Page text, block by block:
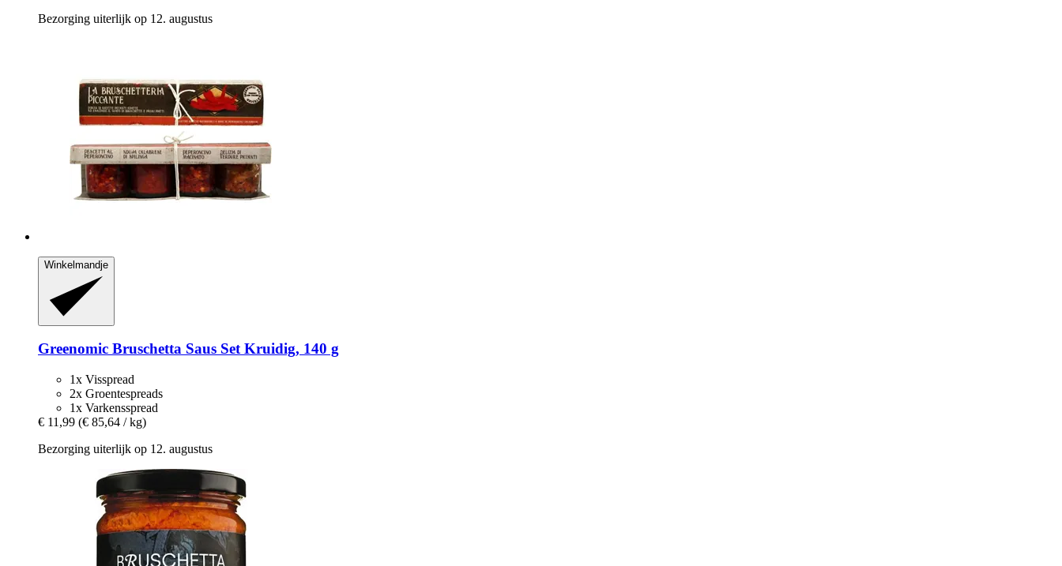
Bezorging uiterlijk op 12. augustus
Winkelmandje
Greenomic Bruschetta Saus Set Kruidig, 140 g
1x Visspread
2x Groentespreads
1x Varkensspread
€ 11,99 (€ 85,64 / kg)
Bezorging uiterlijk op 12. augustus